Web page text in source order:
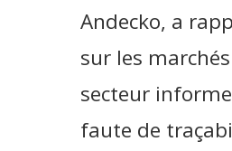
Andecko, a
sur les
secteur
faute de